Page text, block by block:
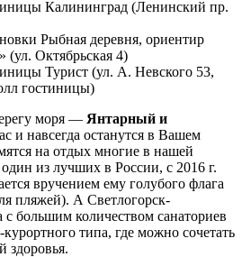
Калининград (Ленинский пр.
Рыбная деревня, ориентир
(ул. Октябрьская 4)
Турист (ул. А. Невского 53,
гостиницы)
моря — Янтарный и
и навсегда останутся в Вашем
на отдых многие в нашей
из лучших в России, с 2016 г.
вручением ему голубого флага
пляжей). А Светлогорск-
с большим количеством санаториев
типа, где можно сочетать
здоровья.